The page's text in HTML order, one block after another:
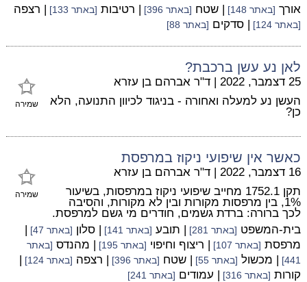
אורך [באתר 148] | שטח [באתר 396] | רטיבות [באתר 133] | רצפה
[באתר 124] | סדקים [באתר 88]
לאן נע עשן ברכבת?
שמירה
25 דצמבר, 2022 | ד"ר אברהם בן עזרא
העשן נע למעלה ואחורה - בניגוד לכיוון התנועה, הלא
כן?
כאשר אין שיפועי ניקוז במרפסת
שמירה
16 דצמבר, 2022 | ד"ר אברהם בן עזרא
תקן 1752.1 מחייב שיפועי ניקוז במרפסות, בשיעור
1%, בין מרפסות מקורות ובין לא מקורות, והסיבה
לכך ברורה: ברדת גשמים, חודרים מי גשם למרפסת.
בית-המשפט [באתר 281] | תובע [באתר 141] | סלון [באתר 47]
|
מרפסת [באתר 107] | ריצוף וחיפוי [באתר 195] | מהנדס [באתר
441]
| מכשול [באתר 55] | שטח [באתר 396] | רצפה [באתר 124]
|
קורות [באתר 316] | עמודים [באתר 241]